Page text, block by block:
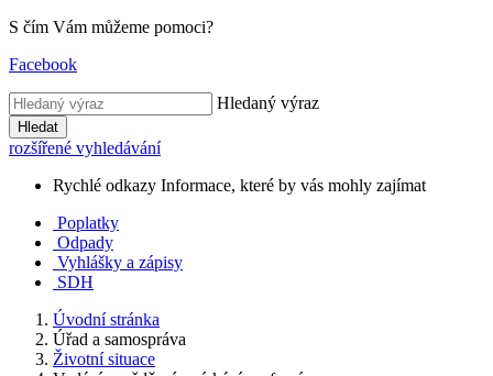
S čím Vám můžeme pomoci?
Facebook
Hledaný výraz
Hledat
rozšířené vyhledávání
Rychlé odkazy Informace, které by vás mohly zajímat
Poplatky
Odpady
Vyhlášky a zápisy
SDH
Úvodní stránka
Úřad a samospráva
Životní situace